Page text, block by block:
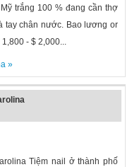
trắng 100 % đang cần thợ
tay chân nước. Bao lương or
- $ 2,000...
»
Tiệm nail ở thành phố